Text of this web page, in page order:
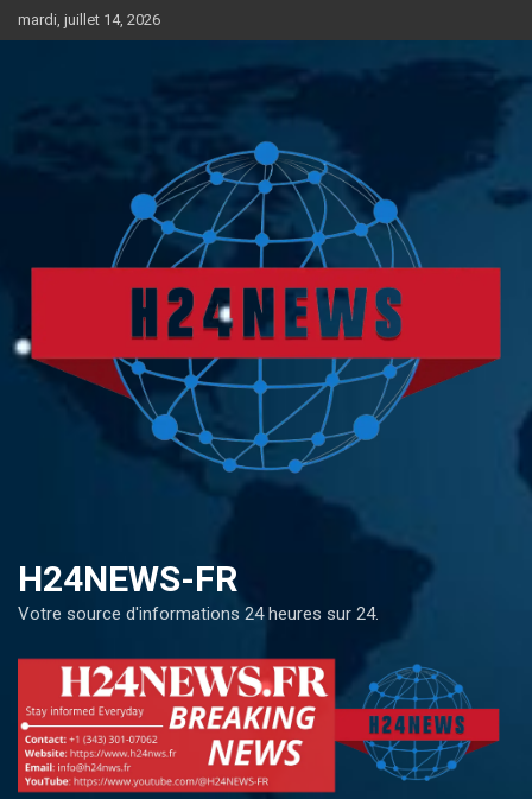
au
mardi, juillet 14, 2026
H24NEWS-FR
Votre source d'informations 24 heures sur 24.